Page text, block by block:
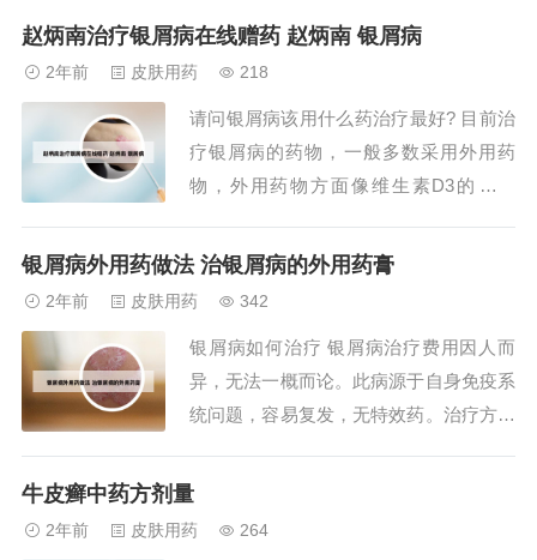
暴露处，对女性牛皮癣患者的影响远比对
脱落鳞屑，如果是女性银屑病患者，则有
可能会出现阴道...
赵炳南治疗银屑病在线赠药 赵炳南 银屑病
2年前 皮肤用药 218
请问银屑病该用什么药治疗最好? 目前治
疗银屑病的药物，一般多数采用外用药
物，外用药物方面像维生素D3的衍生
一些国产的药物，相对不含激素的。一直
要包括外用、系统和物理治疗三大类，外
用药物治疗方面...
银屑病外用药做法 治银屑病的外用药膏
2年前 皮肤用药 342
银屑病如何治疗 银屑病治疗费用因人而
异，无法一概而论。此病源于自身免疫系
统问题，容易复发，无特效药。治疗方式
及紫外线等物理疗法。此外，患者应注重
牛皮癣中药方剂量
2年前 皮肤用药 264